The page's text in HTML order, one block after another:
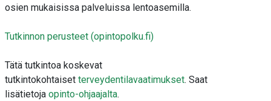
osien mukaisissa palveluissa lentoasemilla.
Tutkinnon perusteet (opintopolku.fi)
Tätä tutkintoa koskevat
tutkintokohtaiset terveydentilavaatimukset. Saat
lisätietoja opinto-ohjaajalta.